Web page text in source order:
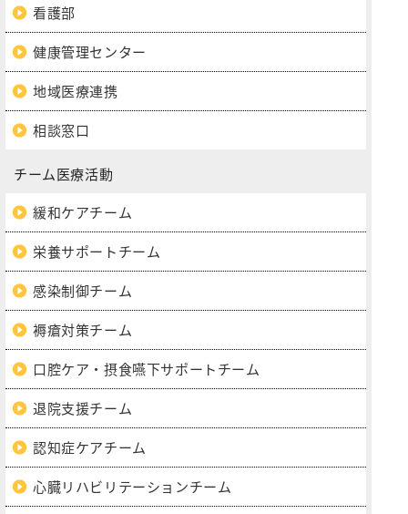
看護部
健康管理センター
地域医療連携
相談窓口
チーム医療活動
緩和ケアチーム
栄養サポートチーム
感染制御チーム
褥瘡対策チーム
口腔ケア・摂食嚥下サポートチーム
退院支援チーム
認知症ケアチーム
心臓リハビリテーションチーム